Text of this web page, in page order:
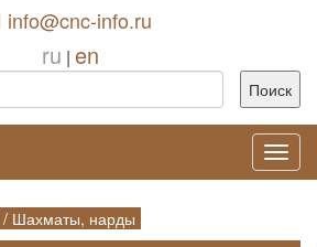
info@cnc-info.ru
ru | en
/ Шахматы, нарды